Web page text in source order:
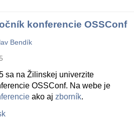
konferencie OSSConf
Bendík
sa na Žilinskej univerzite
OSSConf. Na webe je
ako aj zborník.